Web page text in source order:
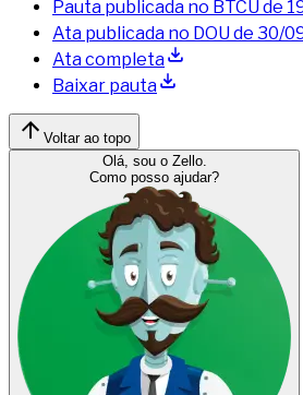
Pauta publicada no BTCU de
Ata publicada no DOU de 30/
Ata completa
Baixar pauta
Voltar ao topo
Olá, sou o Zello.
Como posso ajudar?